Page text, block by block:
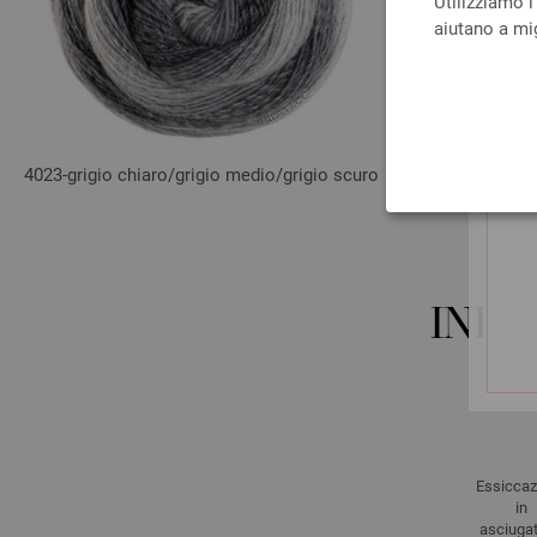
aiutano a
4023-grigio chiaro/grigio medio/grigio scuro
in